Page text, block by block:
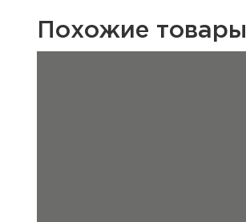
Похожие товары